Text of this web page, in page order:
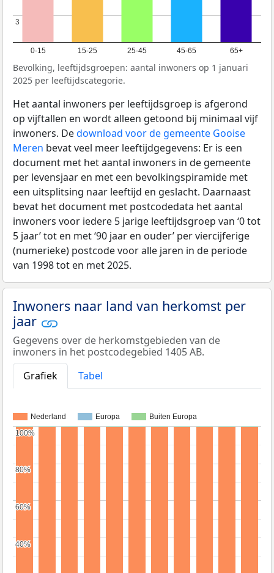
0-15 15-25 25-45 45-65 65+
3
3
Bevolking, leeftijdsgroepen: aantal inwoners op 1 januari
2025 per leeftijdscategorie.
Het aantal inwoners per leeftijdsgroep is afgerond
op vijftallen en wordt alleen getoond bij minimaal vijf
inwoners. Dedownload voor de gemeente Gooise
Meren bevat veel meer leeftijdgegevens: Er is een
document met het aantal inwoners in de gemeente
per levensjaar en met een bevolkingspiramide met
een uitsplitsing naar leeftijd en geslacht. Daarnaast
bevat het document met postcodedata het aantal
inwoners voor iedere 5 jarige leeftijdsgroep van ‘0 tot
5 jaar’ tot en met ‘90 jaar en ouder’ per viercijferige
(numerieke) postcode voor alle jaren in de periode
van 1998 tot en met 2025.
Inwoners naar land van herkomst per
jaar
Gegevens over de herkomstgebieden van de
inwoners in het postcodegebied 1405 AB.
Grafiek
Tabel
Nederland Europa Buiten Europa
40%
40%
60%
60%
80%
80%
100%
100%